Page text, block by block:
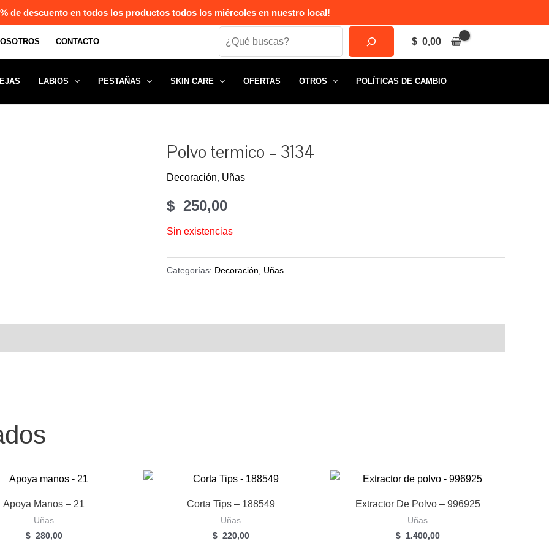
de descuento en todos los productos todos los miércoles en nuestro local!
CONTACTO
Search
$ 0,00
LABIOS PESTAÑAS SKIN CARE OFERTAS OTROS POLÍTICAS DE CAMBIO
Polvo termico – 3134
Decoración, Uñas
$ 250,00
Sin existencias
Categorías: Decoración Uñas
Apoya Manos – 21
Uñas
$ 280,00
Corta Tips – 188549
Uñas
$ 220,00
Extractor De Polvo – 996925
Uñas
$ 1.400,00